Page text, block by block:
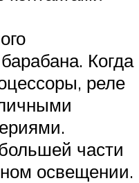
Когда
реле
части
освещении.